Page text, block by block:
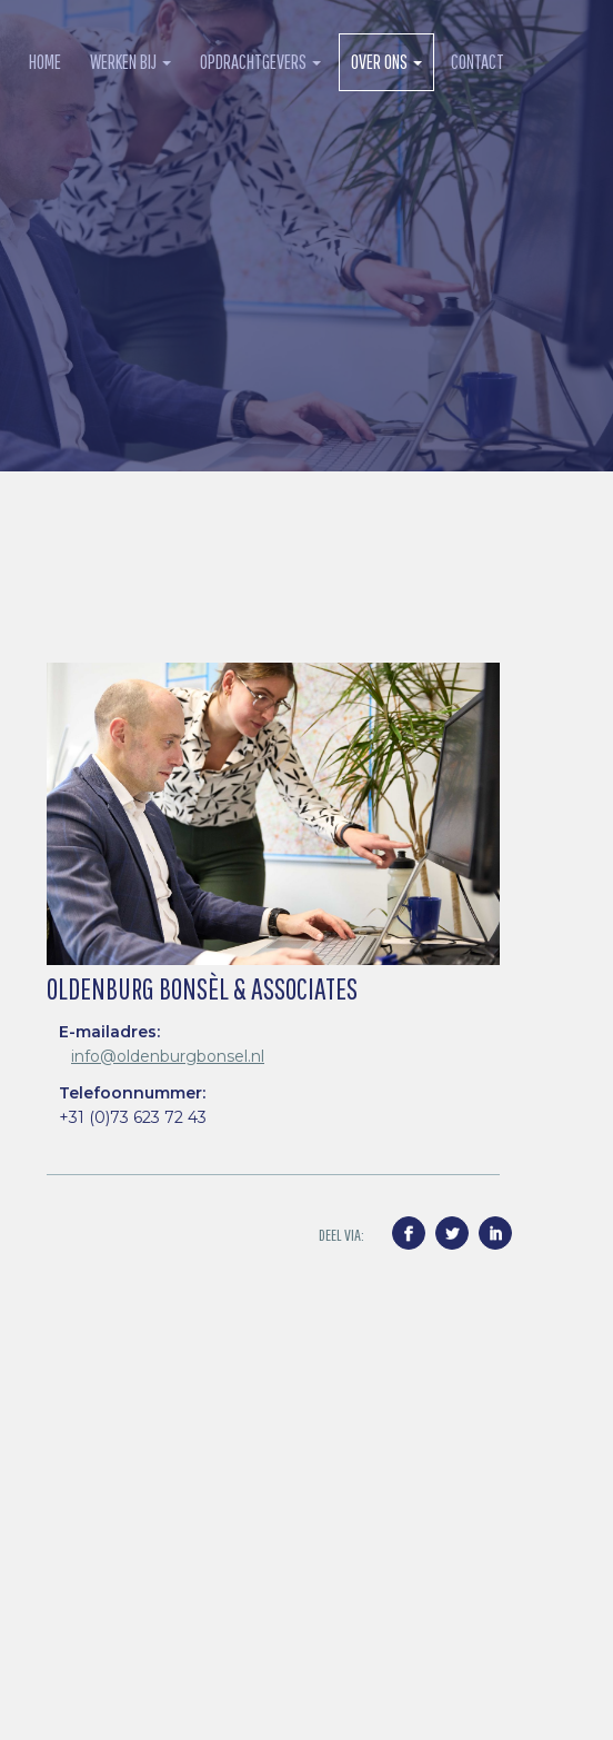
HOME WERKEN BIJ OPDRACHTGEVERS OVER ONS CONTACT
OLDENBURG BONSÈL & ASSOCIATES
E-mailadres:
info@oldenburgbonsel.nl
Telefoonnummer:
+31 (0)73 623 72 43
Facebook
TwitterLinkedIn